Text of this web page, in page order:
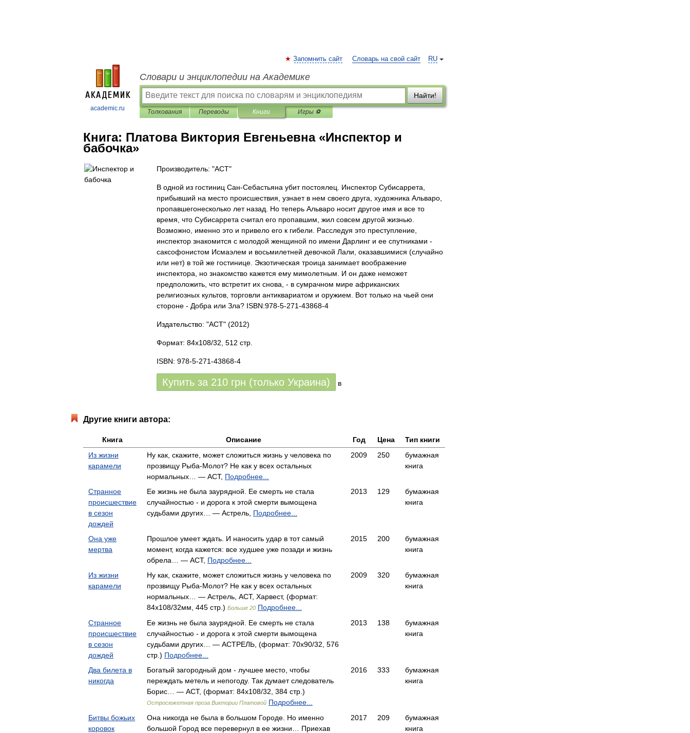
academic.ru
RU
Запомнить сайт Словарь на свой сайт
Словари и энциклопедии на Академике
Найти!
Толкования Переводы Книги Игры ⚽
Книга: Платова Виктория Евгеньевна «Инспектор и
бабочка»
Производитель: "АСТ"
В одной из гостиниц Сан-Себастьяна убит постоялец. Инспектор Субисаррета,
прибывший на место происшествия, узнает в нем своего друга, художника Альваро,
пропавшегонесколько лет назад. Но теперь Альваро носит другое имя и все то
время, что Субисаррета считал его пропавшим, жил совсем другой жизнью.
Возможно, именно это и привело его к гибели. Расследуя это преступление,
инспектор знакомится с молодой женщиной по имени Дарлинг и ее спутниками -
саксофонистом Исмаэлем и восьмилетней девочкой Лали, оказавшимися (случайно
или нет) в той же гостинице. Экзотическая троица занимает воображение
инспектора, но знакомство кажется ему мимолетным. И он даже неможет
предположить, что встретит их снова, - в сумрачном мире африканских
религиозных культов, торговли антиквариатом и оружием. Вот только на чьей они
стороне - Добра или Зла? ISBN:978-5-271-43868-4
Издательство: "АСТ" (2012)
Формат: 84x108/32, 512 стр.
ISBN: 978-5-271-43868-4
Купить за 210 грн (только Украина) в
Другие книги автора:
Книга Описание Год Цена
Тип книги
Из жизни
карамели
Ну как, скажите, может сложиться жизнь у человека по
прозвищу Рыба-Молот? Не как у всех остальных
нормальных… — АСТ, Подробнее...
2009 250
бумажная
книга
Странное
происшествие
в сезон
дождей
Ее жизнь не была заурядной. Ее смерть не стала
случайностью - и дорога к этой смерти вымощена
судьбами других… — Астрель, Подробнее...
2013 129
бумажная
книга
Она уже
мертва
Прошлое умеет ждать. И наносить удар в тот самый
момент, когда кажется: все худшее уже позади и жизнь
обрела… — АСТ, Подробнее...
2015 200
бумажная
книга
Из жизни
карамели
Ну как, скажите, может сложиться жизнь у человека по
прозвищу Рыба-Молот? Не как у всех остальных
нормальных… — Астрель, АСТ, Харвест, (формат:
84x108/32мм, 445 стр.) Больше 20 Подробнее...
2009 320
бумажная
книга
Странное
происшествие
в сезон
дождей
Ее жизнь не была заурядной. Ее смерть не стала
случайностью - и дорога к этой смерти вымощена
судьбами других… — АСТРЕЛЬ, (формат: 70x90/32, 576
стр.) Подробнее...
2013 138
бумажная
книга
Два билета в
никогда
Богатый загородный дом - лучшее место, чтобы
переждать метель и непогоду. Так думает следователь
Борис… — АСТ, (формат: 84x108/32, 384 стр.)
Остросюжетная проза Виктории Платовой Подробнее...
2016 333
бумажная
книга
Битвы божьих
коровок
Она никогда не была в большом Городе. Но именно
большой Город все перевернул в ее жизни… Приехав
2017 209
бумажная
книга